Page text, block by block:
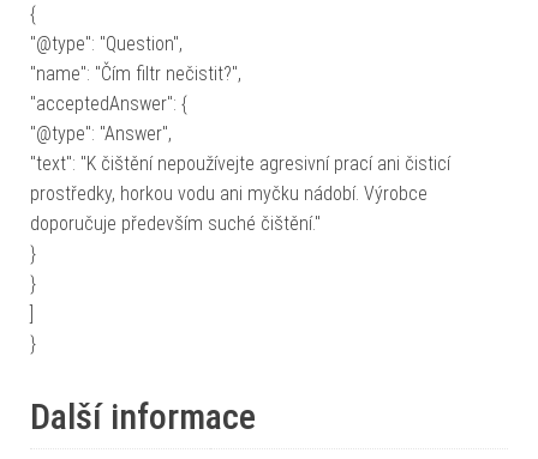
{
"@type": "Question",
"name": "Čím filtr nečistit?",
"acceptedAnswer": {
"@type": "Answer",
"text": "K čištění nepoužívejte agresivní prací ani čisticí
prostředky, horkou vodu ani myčku nádobí. Výrobce
doporučuje především suché čištění."
}
}
]
}
Další informace